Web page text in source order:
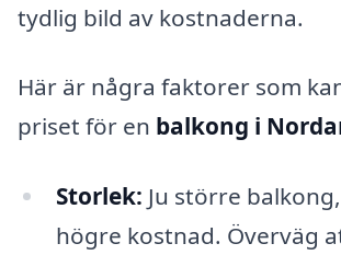
tydlig bild av kostnaderna.
Här är några faktorer som
priset för en balkong i
Storlek: Ju större
högre kostnad. Överväg